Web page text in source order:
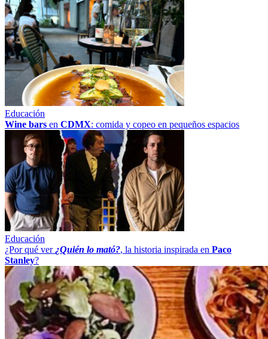
Educación
Wine bars en CDMX: comida y copeo en pequeños espacios
Educación
¿Por qué ver ¿Quién lo mató?, la historia inspirada en Paco
Stanley?